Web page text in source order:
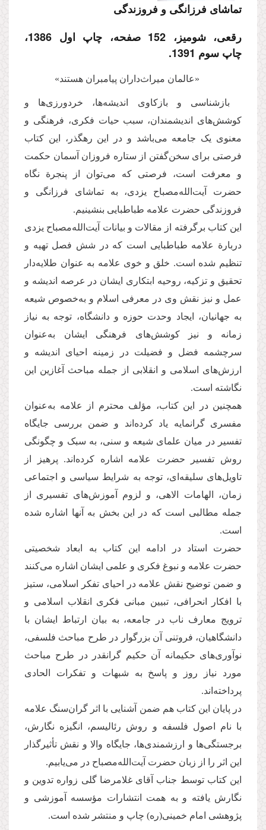
تماشای فرزانگی و فروزندگی
رقعی، شومیز، 152 صفحه، چاپ اول 1386،
چاپ سوم 1391.
«عالمان میراث‌داران پیامبران هستند»
بازشناسی و بازکاوی اندیشه‌ها، خردورزی‌ها و
کوشش‌های اندیشمندان، سبب حیات فکری، فرهنگی و
معنوی یک جامعه می‌باشد و در این رهگذر، این کتاب
فرصتی برای سخن‌گفتن از ستاره فروزان آسمان حکمت
و معرفت است، فرصتی که می‌توان از پنجرة نگاه
حضرت آیت‌الله‌مصباح یزدی، به تماشای فرزانگی و
فروزندگی حضرت علامه طباطبایی بنشینیم.
این کتاب برگرفته از مقالات و بیانات آیت‌الله‌مصباح یزدی
دربارة علامه طباطبایی است که در شش فصل تهیه و
تنظیم شده است. خلق و خوی علامه به عنوان طلایه‌دار
تحقیق و تزکیه، روحیه ابتکاری ایشان در عرصه اندیشه و
عمل و نیز نقش وی در معرفی اسلام و به‌خصوص شیعه
به جهانیان، ایجاد وحدت حوزه و دانشگاه، توجه به نیاز
زمانه و نیز کوشش‌های فرهنگی ایشان به‌عنوان
سرچشمه فضل و فضیلت در زمینه احیای اندیشه و
ارزش‌های اسلامی و انقلابی از جمله مباحث آغازین این
نگاشته است.
همچنین در این کتاب، مؤلف محترم از علامه به‌عنوان
مفسری گرانمایه یاد کرده‌اند و ضمن بررسی جایگاه
تفسیر در میان علمای شیعه و سنی، به سبک و چگونگی
روش تفسیر حضرت علامه اشاره کرده‌اند. پرهیز از
تاویل‌های سلیقه‌ای، توجه به شرایط سیاسی و اجتماعی
زمان، الهامات الاهی، و لزوم آموزش‌های تفسیری از
جمله مطالبی است که در این بخش به آنها اشاره شده
است.
حضرت استاد در ادامه این کتاب به ابعاد شخصیتی
حضرت علامه و نبوغ فکری و علمی ایشان اشاره می‌کنند
و ضمن توضیح نقش علامه در احیای تفکر اسلامی، ستیز
با افکار انحرافی، تبیین مبانی فکری انقلاب اسلامی و
ترویج معارف ناب در جامعه، به بیان ارتباط ایشان با
دانشگاهیان، فروتنی آن بزرگوار در طرح مباحث فلسفی،
نوآوری‌های حکیمانه آن حکیم گرانقدر در طرح مباحث
مورد نیاز روز و پاسخ به شبهات و تفکرات الحادی
پرداخته‌اند.
در پایان این کتاب هم ضمن آشنایی با اثر گران‌سنگ علامه
با نام اصول فلسفه و روش رئالیسم، انگیزه نگارش،
برجستگی‌ها و ارزشمندی‌ها، جایگاه والا و نقش تأثیرگذار
این اثر را از زبان حضرت آیت‌الله‌مصباح در می‌یابیم.
این کتاب توسط جناب آقای غلامرضا گلی زواره تدوین و
نگارش یافته و به همت انتشارات مؤسسه آموزشی و
پژوهشی امام خمینی(ره) چاپ و منتشر شده است.